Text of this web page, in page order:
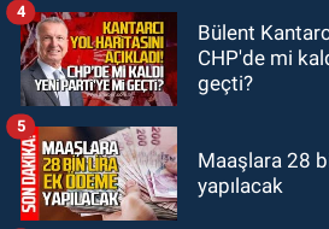
Bülent
CHP'de mi
geçti?
4
Maaşlara 28
yapılacak
5